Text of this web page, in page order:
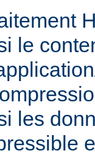
le
les